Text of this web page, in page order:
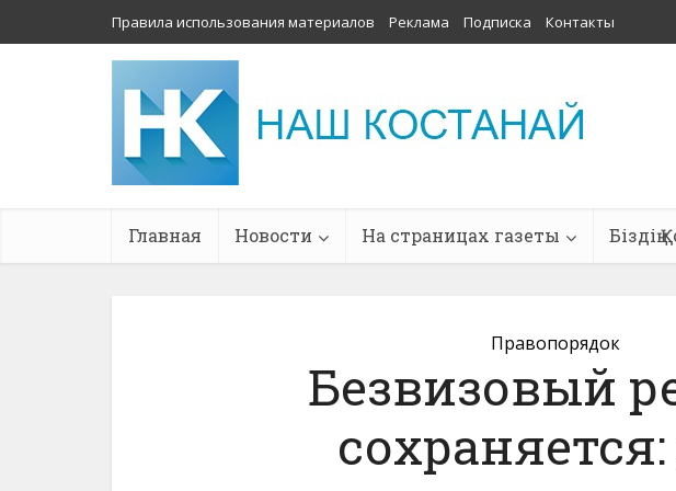
Правила использования материалов Реклама Подписка Контакты
Главная Новости На страницах газеты Біздің
Правопорядок
Безвизовый